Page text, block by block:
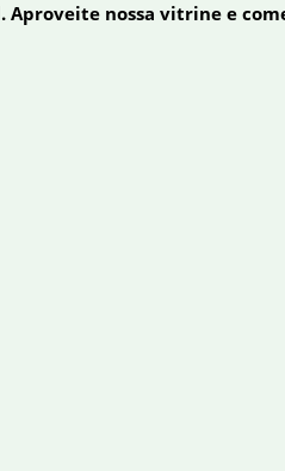
Aproveite nossa vitrine e